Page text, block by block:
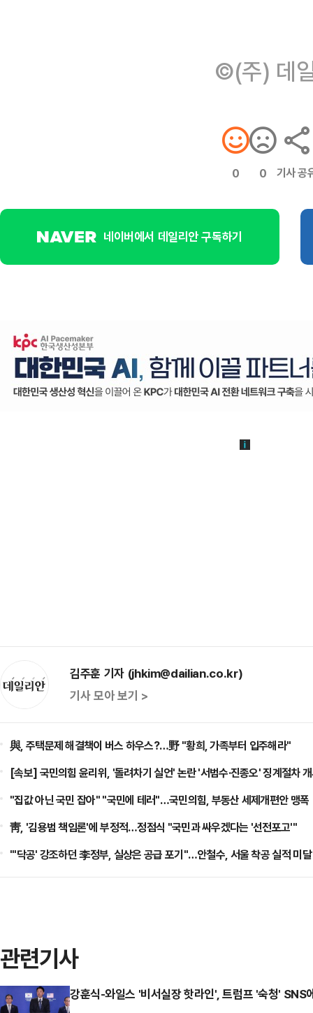
©(주) 데
0 0 기사 공
네이버에서 데일리안 구독하기
김주훈 기자 (jhkim@dailian.co.kr)
기사 모아 보기 >
與, 주택문제 해결책이 버스 하우스?…野 "황희, 가족부터 입주해라"
[속보] 국민의힘 윤리위, '돌려차기 실언' 논란 '서범수·진종오' 징계절차
"집값 아닌 국민 잡아" "국민에 테러"…국민의힘, 부동산 세제개편안 맹폭
靑, '김용범 책임론'에 부정적…정점식 "국민과 싸우겠다는 '선전포고'"
"'닥공' 강조하던 李정부, 실상은 공급 포기"…안철수, 서울 착공 실적 미
관련기사
강훈식-와일스 '비서실장 핫라인', 트럼프 '숙청' SNS